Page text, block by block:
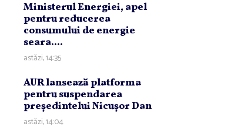
Ministerul Energiei, apel
pentru reducerea
consumului de energie
seara....
astăzi, 14:35
AUR lansează platforma
pentru suspendarea
preşedintelui Nicuşor Dan
astăzi, 14:04